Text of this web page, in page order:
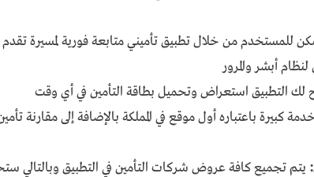
للمستخدم من خلال تطبيق تأميني متابعة فورية لمسيرة تقدم
أبشر والمرور
لك التطبيق استعراض وتحميل بطاقة التأمين في أي وقت
كبيرة باعتباره أول موقع في المملكة بالإضافة إلى مقارنة
يتم تجميع كافة عروض شركات التأمين في التطبيق وبالتالي